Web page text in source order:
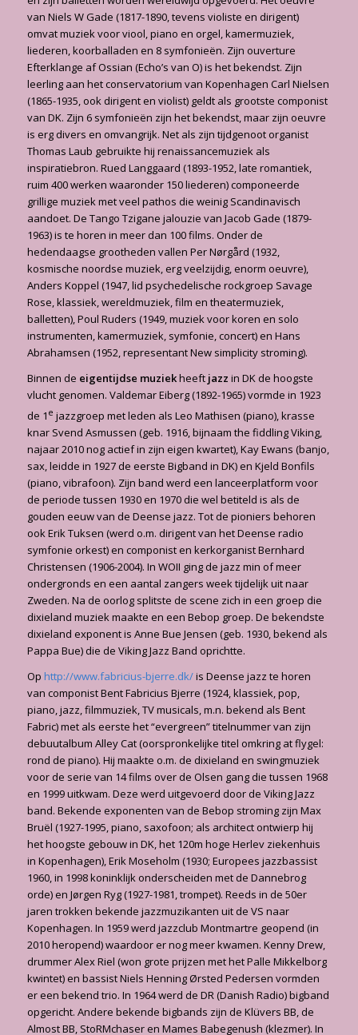
van Niels W Gade (1817-1890, tevens violiste en dirigent)
omvat muziek voor viool, piano en orgel, kamermuziek,
liederen, koorballaden en 8 symfonieën. Zijn ouverture
Efterklange af Ossian (Echo’s van O) is het bekendst. Zijn
leerling aan het conservatorium van Kopenhagen Carl Nielsen
(1865-1935, ook dirigent en violist) geldt als grootste componist
van DK. Zijn 6 symfonieën zijn het bekendst, maar zijn oeuvre
is erg divers en omvangrijk. Net als zijn tijdgenoot organist
Thomas Laub gebruikte hij renaissancemuziek als
inspiratiebron. Rued Langgaard (1893-1952, late romantiek,
ruim 400 werken waaronder 150 liederen) componeerde
grillige muziek met veel pathos die weinig Scandinavisch
aandoet. De Tango Tzigane jalouzie van Jacob Gade (1879-
1963) is te horen in meer dan 100 films. Onder de
hedendaagse grootheden vallen Per Nørgård (1932,
kosmische noordse muziek, erg veelzijdig, enorm oeuvre),
Anders Koppel (1947, lid psychedelische rockgroep Savage
Rose, klassiek, wereldmuziek, film en theatermuziek,
balletten), Poul Ruders (1949, muziek voor koren en solo
instrumenten, kamermuziek, symfonie, concert) en Hans
Abrahamsen (1952, representant New simplicity stroming).
Binnen de eigentijdse muziekheeft jazz in DK de hoogste
vlucht genomen. Valdemar Eiberg (1892-1965) vormde in 1923
de 1 e jazzgroep met leden als Leo Mathisen (piano), krasse
knar Svend Asmussen (geb. 1916, bijnaam the fiddling Viking,
najaar 2010 nog actief in zijn eigen kwartet), Kay Ewans (banjo,
sax, leidde in 1927 de eerste Bigband in DK) en Kjeld Bonfils
(piano, vibrafoon). Zijn band werd een lanceerplatform voor
de periode tussen 1930 en 1970 die wel betiteld is als de
gouden eeuw van de Deense jazz. Tot de pioniers behoren
ook Erik Tuksen (werd o.m. dirigent van het Deense radio
symfonie orkest) en componist en kerkorganist Bernhard
Christensen (1906-2004). In WOII ging de jazz min of meer
ondergronds en een aantal zangers week tijdelijk uit naar
Zweden. Na de oorlog splitste de scene zich in een groep die
dixieland muziek maakte en een Bebop groep. De bekendste
dixieland exponent is Anne Bue Jensen (geb. 1930, bekend als
Pappa Bue) die de Viking Jazz Band oprichtte.
Op http://www.fabricius-bjerre.dk/is Deense jazz te horen
van componist Bent Fabricius Bjerre (1924, klassiek, pop,
piano, jazz, filmmuziek, TV musicals, m.n. bekend als Bent
Fabric) met als eerste het “evergreen” titelnummer van zijn
debuutalbum Alley Cat (oorspronkelijke titel omkring at flygel:
rond de piano). Hij maakte o.m. de dixieland en swingmuziek
voor de serie van 14 films over de Olsen gang die tussen 1968
en 1999 uitkwam. Deze werd uitgevoerd door de Viking Jazz
band. Bekende exponenten van de Bebop stroming zijn Max
Bruël (1927-1995, piano, saxofoon; als architect ontwierp hij
het hoogste gebouw in DK, het 120m hoge Herlev ziekenhuis
in Kopenhagen), Erik Moseholm (1930; Europees jazzbassist
1960, in 1998 koninklijk onderscheiden met de Dannebrog
orde) en Jørgen Ryg (1927-1981, trompet). Reeds in de 50er
jaren trokken bekende jazzmuzikanten uit de VS naar
Kopenhagen. In 1959 werd jazzclub Montmartre geopend (in
2010 heropend) waardoor er nog meer kwamen. Kenny Drew,
drummer Alex Riel (won grote prijzen met het Palle Mikkelborg
kwintet) en bassist Niels Henning Ørsted Pedersen vormden
er een bekend trio. In 1964 werd de DR (Danish Radio) bigband
opgericht. Andere bekende bigbands zijn de Klüvers BB, de
Almost BB, StoRMchaser en Mames Babegenush (klezmer). In